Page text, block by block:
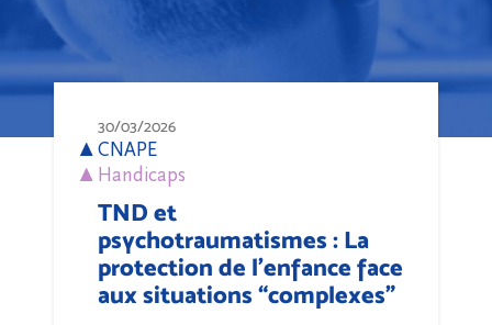
30/03/2026
CNAPE
Handicaps
TND et
psychotraumatismes : La
protection de l’enfance face
aux situations “complexes”